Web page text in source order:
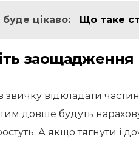
цікаво: Що таке
заощадження
в звичку відкладати
довше будуть
А якщо тягнути і